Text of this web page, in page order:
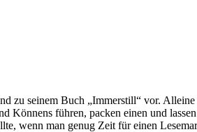
zu seinem Buch „Immerstill“ vor.
Könnens führen, packen einen und
wenn man genug Zeit für einen